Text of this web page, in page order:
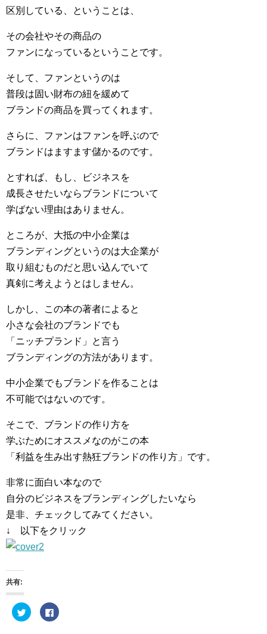
区別している、ということは、
その会社やその商品の
ファンになっているということです。
そして、ファンというのは
普段は固い財布の紐を緩めて
ブランドの商品を買ってくれます。
さらに、ファンはファンを呼ぶので
ブランドはますます儲かるのです。
とすれば、もし、ビジネスを
成長させたいならブランドについて
学ばない理由はありません。
ところが、大抵の中小企業は
ブランディングというのは大企業が
取り組むものだと思い込んでいて
真剣に考えようとはしません。
しかし、この本の著者によると
小さな会社のブランドでも
「ニッチプランド」と言う
ブランディングの方法があります。
中小企業でもブランドを作ることは
不可能ではないのです。
そこで、ブランドの作り方を
学ぶためにオススメなのがこの本
「利益を生み出す熱狂ブランドの作り方」です。
非常に面白い本なので
自分のビジネスをブランディングしたいなら
是非、チェックしてみてください。
↓ 以下をクリック
共有:
ク
リ
F
a